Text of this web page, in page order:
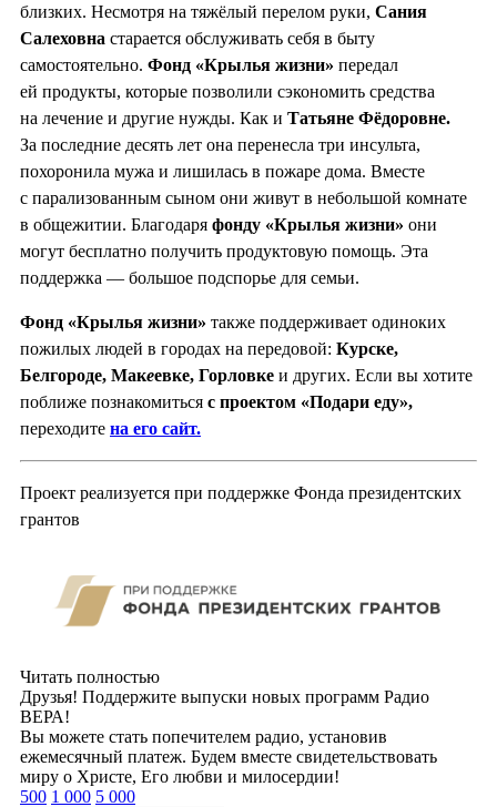
близких. Несмотря на тяжёлый перелом руки, Сания
Салеховна старается обслуживать себя в быту
самостоятельно. Фонд «Крылья жизни» передал
ей продукты, которые позволили сэкономить средства
на лечение и другие нужды. Как и Татьяне Фёдоровне.
За последние десять лет она перенесла три инсульта,
похоронила мужа и лишилась в пожаре дома. Вместе
с парализованным сыном они живут в небольшой комнате
в общежитии. Благодаря фонду «Крылья жизни» они
могут бесплатно получить продуктовую помощь. Эта
поддержка — большое подспорье для семьи.
Фонд «Крылья жизни» также поддерживает одиноких
пожилых людей в городах на передовой: Курске,
Белгороде, Макеевке, Горловке и других. Если вы хотите
поближе познакомиться с проектом «Подари еду»,
переходите на его сайт.
Проект реализуется при поддержке Фонда президентских
грантов
Читать полностью
Друзья! Поддержите выпуски новых программ Радио
ВЕРА!
Вы можете стать попечителем радио, установив
ежемесячный платеж. Будем вместе свидетельствовать
миру о Христе, Его любви и милосердии!
500 1 000 5 000